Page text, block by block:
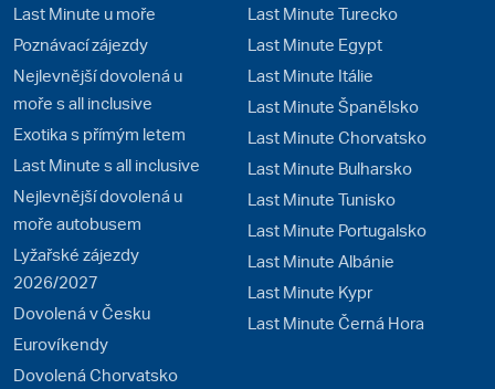
Last Minute u moře
Poznávací zájezdy
Nejlevnější dovolená u
moře s all inclusive
Exotika s přímým letem
Last Minute s all inclusive
Nejlevnější dovolená u
moře autobusem
Lyžařské zájezdy
2026/2027
Dovolená v Česku
Eurovíkendy
Dovolená Chorvatsko
Last Minute Turecko
Last Minute Egypt
Last Minute Itálie
Last Minute Španělsko
Last Minute Chorvatsko
Last Minute Bulharsko
Last Minute Tunisko
Last Minute Portugalsko
Last Minute Albánie
Last Minute Kypr
Last Minute Černá Hora